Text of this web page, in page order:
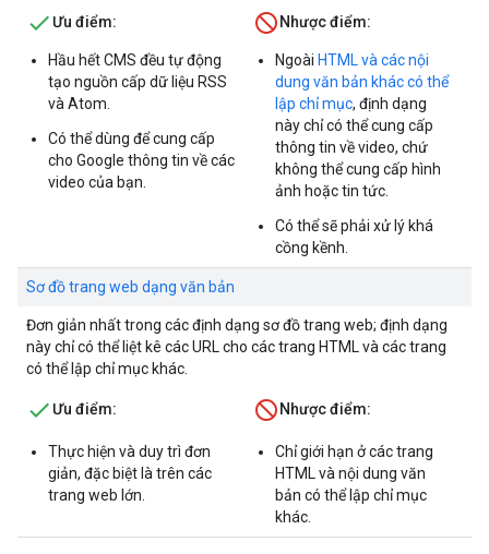
Ưu điểm:
Hầu hết CMS đều tự động
tạo nguồn cấp dữ liệu RSS
và Atom.
Có thể dùng để cung cấp
cho Google thông tin về các
video của bạn.
Nhược điểm:
Ngoài HTML và các nội
dung văn bản khác có thể
lập chỉ mục, định dạng
này chỉ có thể cung cấp
thông tin về video, chứ
không thể cung cấp hình
ảnh hoặc tin tức.
Có thể sẽ phải xử lý khá
cồng kềnh.
Sơ đồ trang web dạng văn bản
Đơn giản nhất trong các định dạng sơ đồ trang web; định dạng
này chỉ có thể liệt kê các URL cho các trang HTML và các trang
có thể lập chỉ mục khác.
Ưu điểm:
Thực hiện và duy trì đơn
giản, đặc biệt là trên các
trang web lớn.
Nhược điểm:
Chỉ giới hạn ở các trang
HTML và nội dung văn
bản có thể lập chỉ mục
khác.